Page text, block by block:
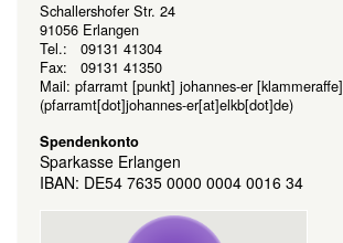
Schallershofer Str. 24
91056 Erlangen
Tel.: 09131 41304
Fax: 09131 41350
Mail: pfarramt [punkt] johannes-er [klammeraffe]
(pfarramt[dot]johannes-er[at]elkb[dot]de)
Spendenkonto
Sparkasse Erlangen
IBAN: DE54 7635 0000 0004 0016 34